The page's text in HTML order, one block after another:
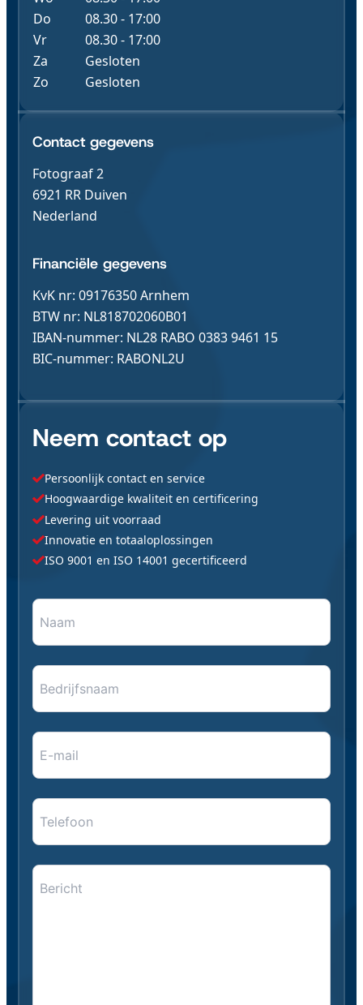
Do
08.30 - 17:00
Vr
08.30 - 17:00
Za
Gesloten
Zo
Gesloten
Contact & Gegevens
Contact gegevens
Fotograaf 2
6921 RR Duiven
Nederland
Financiële gegevens
KvK nr: 09176350 Arnhem
BTW nr: NL818702060B01
IBAN-nummer: NL28 RABO 0383 9461 15
BIC-nummer: RABONL2U
Neem contact op
Persoonlijk contact en service
Hoogwaardige kwaliteit en certificering
Levering uit voorraad
Innovatie en totaaloplossingen
ISO 9001 en ISO 14001 gecertificeerd
"Naam
*
Bedrijfsnaam
E-
mail
**
Telefoon
Bericht
*